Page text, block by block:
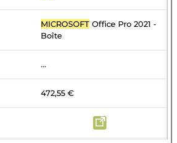
MICROSOFT Office Pro 2021 -
Boîte
...
472,55 €